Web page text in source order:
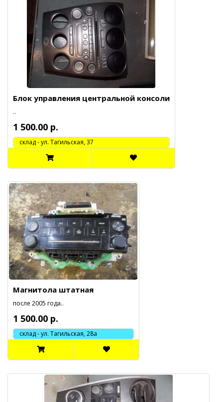
Блок управления центральной консоли
..
1 500.00 р.
cклад - ул. Тагильская, 37
Магнитола штатная
после 2005 года..
1 500.00 р.
склад - ул. Тагильская, 28а